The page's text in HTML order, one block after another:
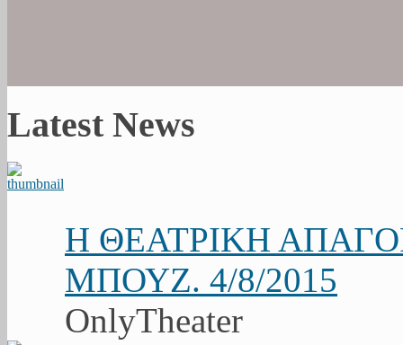
Latest News
Η ΘΕΑΤΡΙΚΗ
ΜΠΟΥΖ. 4/8/2015
OnlyTheater